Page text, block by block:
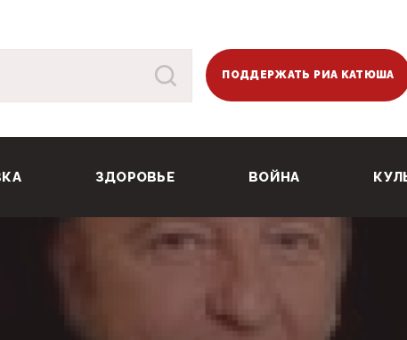
ПОДДЕРЖАТЬ РИА КАТЮША
ЗДОРОВЬЕ ВОЙНА